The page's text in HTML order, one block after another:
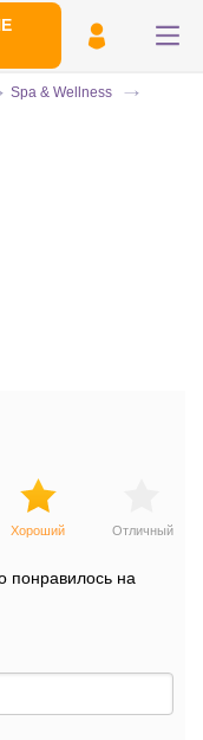
Spa & Wellness
Хороший Отличный
понравилось на